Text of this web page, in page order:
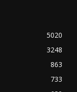
5020
3248
863
733